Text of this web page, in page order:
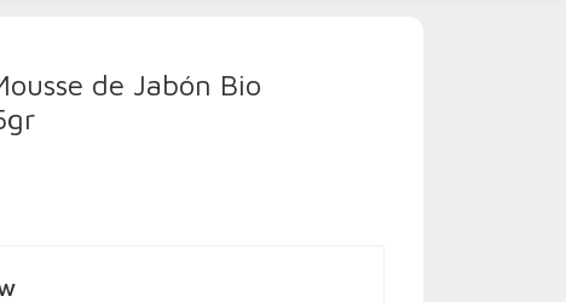
de Jabón Bio